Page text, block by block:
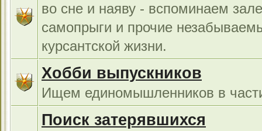
во сне и наяву - вспоминаем
самопрыги и прочие
курсантской жизни.
Хобби выпускников
Ищем единомышленников в
Поиск затерявшихся